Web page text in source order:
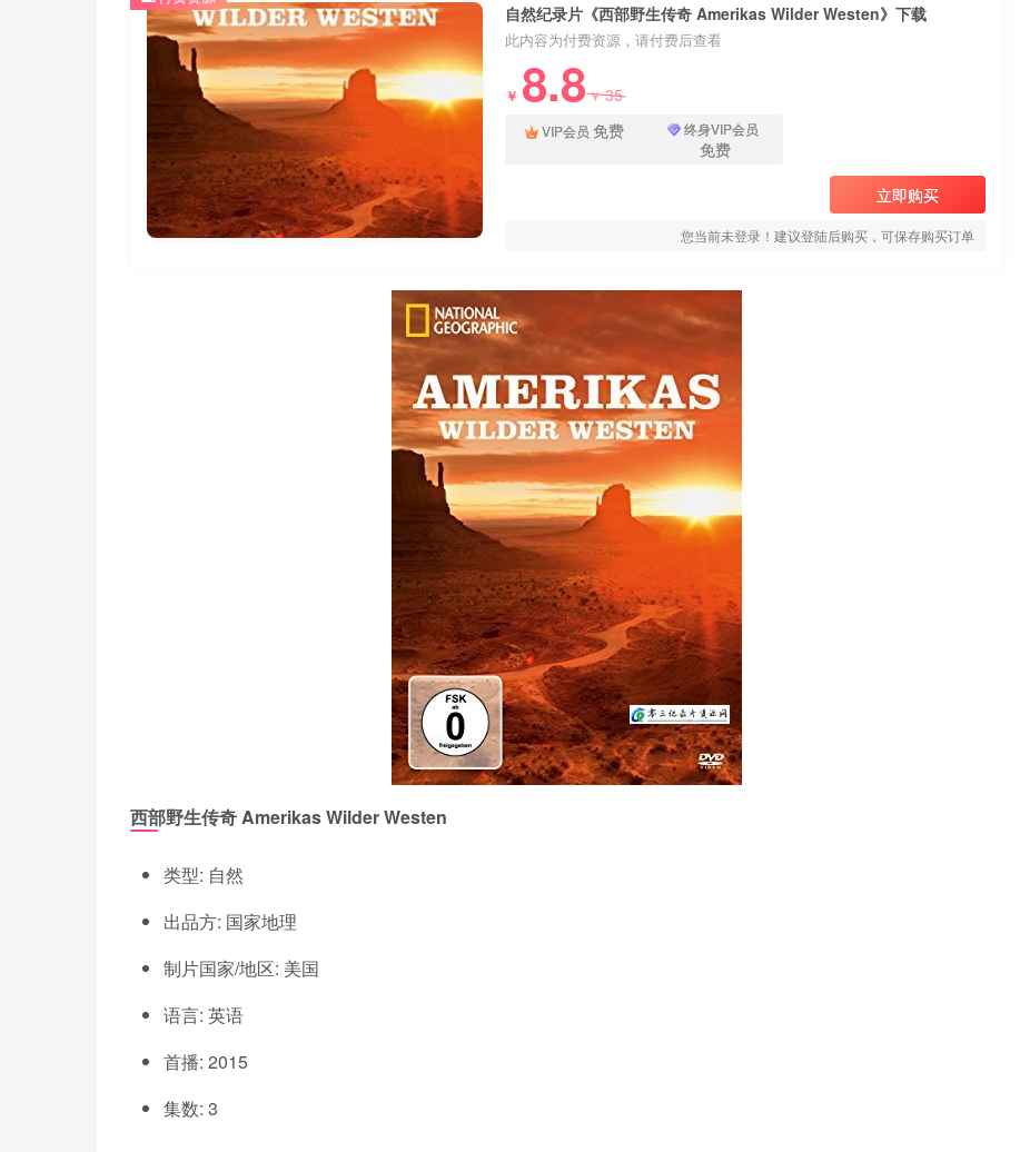
自然纪录片《西部野生传奇 Amerikas Wilder Westen》下载
此内容为付费资源，请付费后查看
￥ 8.8￥35
VIP会员 免费 终身VIP会员
免费
立即购买
您当前未登录！建议登陆后购买，可保存购买订单
西部野生传奇 Amerikas Wilder Westen
类型: 自然
出品方: 国家地理
制片国家/地区: 美国
语言: 英语
首播: 2015
集数: 3